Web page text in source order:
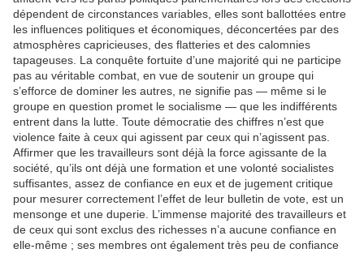
dépendent de circonstances variables, elles sont ballottées entre
les influences politiques et économiques, déconcertées par des
atmosphères capricieuses, des flatteries et des calomnies
tapageuses. La conquête fortuite d’une majorité qui ne participe
pas au véritable combat, en vue de soutenir un groupe qui
s’efforce de dominer les autres, ne signifie pas — même si le
groupe en question promet le socialisme — que les indifférents
entrent dans la lutte. Toute démocratie des chiffres n’est que
violence faite à ceux qui agissent par ceux qui n’agissent pas.
Affirmer que les travailleurs sont déjà la force agissante de la
société, qu’ils ont déjà une formation et une volonté socialistes
suffisantes, assez de confiance en eux et de jugement critique
pour mesurer correctement l’effet de leur bulletin de vote, est un
mensonge et une duperie. L’immense majorité des travailleurs et
de ceux qui sont exclus des richesses n’a aucune confiance en
elle-même ; ses membres ont également très peu de confiance